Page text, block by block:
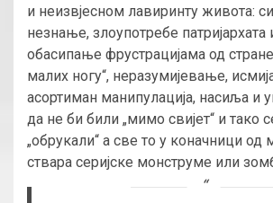
и неизвјесном лавиринту живота:
незнање, злоупотребе патријархата
обасипање фрустрацијама од стране
малих ногу“, неразумијевање,
асортиман манипулација, насиља и
да не би били „мимо свијет“ и тако
„обрукали“ а све то у коначници од
ствара серијске монструме или